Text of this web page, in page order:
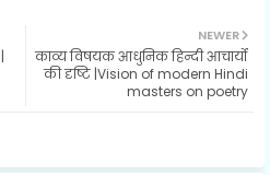
ats
NEWER
काव्य विषयक आधुनिक हिन्दी आचार्यों
की दृष्टि |Vision of modern Hindi
masters on poetry